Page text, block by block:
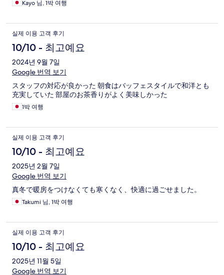
Kayo 님, 1박 여행
실제 이용 고객 후기
10/10 - 최고예요
2024년 9월 7일
Google 번역 보기
スタッフの対応が良かった 朝食はバッフェスタイルで和洋とも
充実していた 部屋のお茶香りがよく美味しかった
1박 여행
실제 이용 고객 후기
10/10 - 최고예요
2025년 2월 7일
Google 번역 보기
真冬で暖房をつけなくても寒くなく、快適に過ごせました。
Takumi 님, 1박 여행
실제 이용 고객 후기
10/10 - 최고예요
2025년 11월 5일
Google 번역 보기